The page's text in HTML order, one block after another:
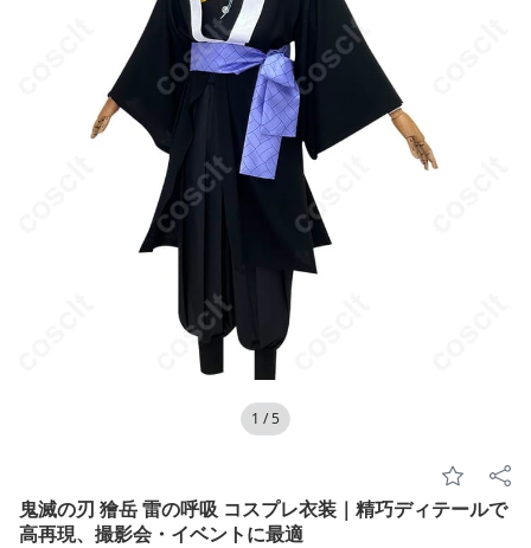
1 /5
鬼滅の刃 獪岳 雷の呼吸 コスプレ衣装｜精巧ディテールで
高再現、撮影会・イベントに最適